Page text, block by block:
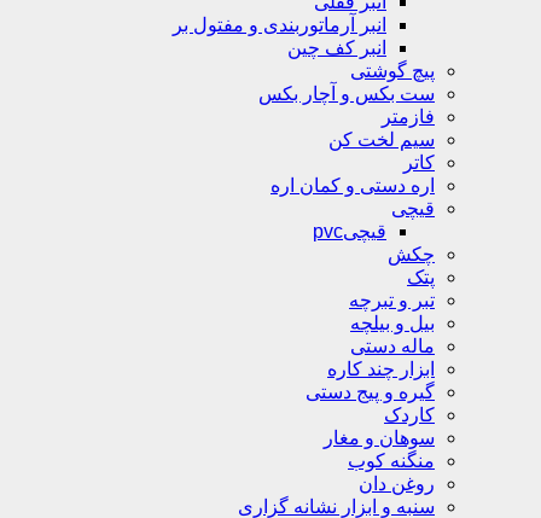
انبر آرماتوربندی و مفتول بر
انبر کف چین
پیچ گوشتی
ست بکس و آچار بکس
فازمتر
سیم لخت کن
کاتر
اره دستی و کمان اره
قیچی
قیچیpvc
چکش
پتک
تبر و تبرچه
بیل و بیلچه
ماله دستی
ابزار چند کاره
گیره و پیج دستی
کاردک
سوهان و مغار
منگنه کوب
روغن دان
سنبه و ابزار نشانه گزاری